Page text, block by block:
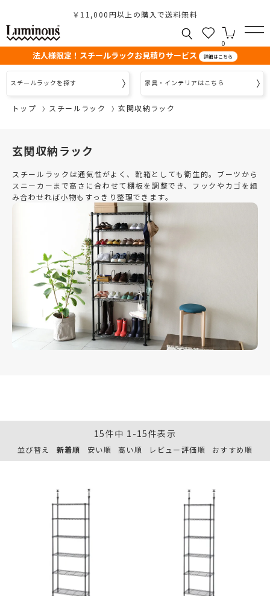
￥11,000円以上の購入で送料無料
0
法人様限定！スチールラックお見積りサービス 詳細はこちら
スチールラックを探す 家具・インテリアはこちら
トップ スチールラック 玄関収納ラック
玄関収納ラック
スチールラックは通気性がよく、靴箱としても衛生的。ブーツから
スニーカーまで高さに合わせて棚板を調整でき、フックやカゴを組
み合わせれば小物もすっきり整理できます。
並び替え 新着順 安い順 高い順 レビュー評価順 おすすめ順
15件中 1 -15件表示